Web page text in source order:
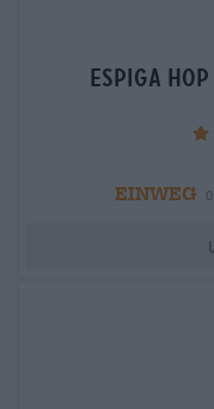
espiga
EINWEG